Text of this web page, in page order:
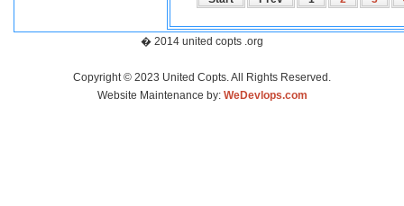
� 2014 united copts .org
Copyright © 2023 United Copts. All Rights Reserved.
Website Maintenance by: WeDevlops.com